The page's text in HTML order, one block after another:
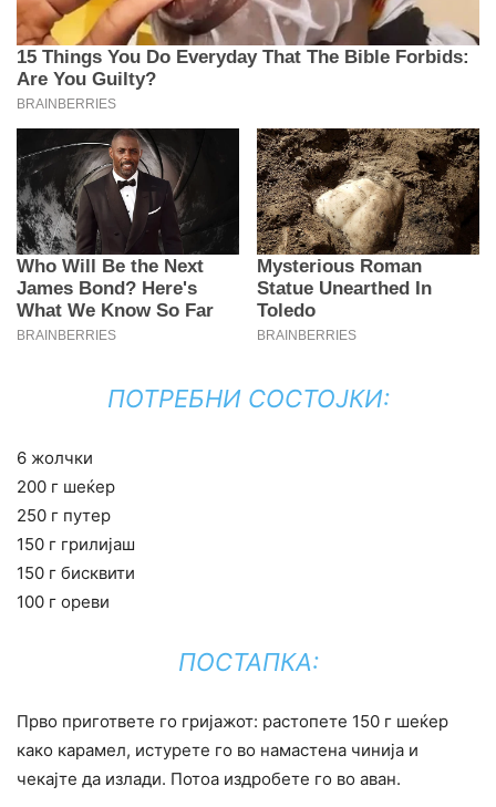
ПОТРЕБНИ СОСТОЈКИ:
6 жолчки
200 г шеќер
250 г путер
150 г грилијаш
150 г бисквити
100 г ореви
ПОСТАПКА:
Прво пригответе го гријажот: растопете 150 г шеќер
како карамел, истурете го во намастена чинија и
чекајте да излади. Потоа издробете го во аван.